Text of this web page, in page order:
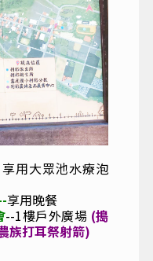
享用大眾池水療泡
享用晚餐
--1樓戶外廣場 (搗
族打耳祭射箭)